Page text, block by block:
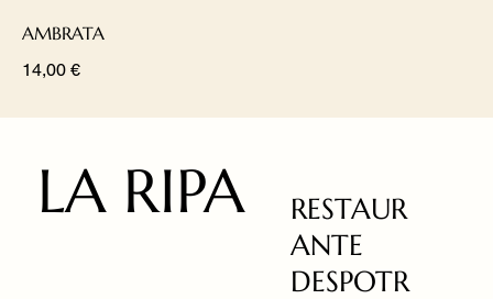
AMBRATA
14,00 €
LA RIPA
RESTAUR
ANTE
DESPOTR